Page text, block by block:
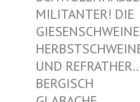
TER! DIE GIESENS
CHWEINE…,
CHWEINE…, UND
RATHER…,
H GLABACH